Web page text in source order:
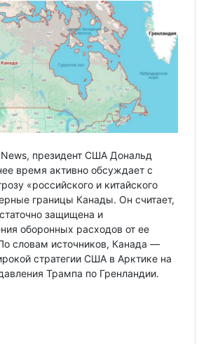
президент США Дональд
время активно обсуждает с
«российского и китайского
границы Канады. Он считает,
защищена и
оборонных расходов от ее
словам источников, Канада —
стратегии США в Арктике на
Трампа по Гренландии.